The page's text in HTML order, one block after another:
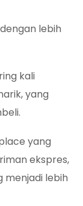
lebih
kali
yang
yang
ekspres,
menjadi lebih